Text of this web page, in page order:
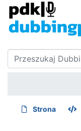
Strona